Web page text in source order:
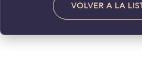
VOLVER A LA